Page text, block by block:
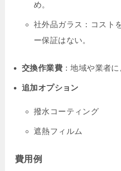
め。
社外品ガラス：コスト
ー保証はない。
交換作業費 ：地域や業者
追加オプション
撥水コーティング
遮熱フィルム
費用例